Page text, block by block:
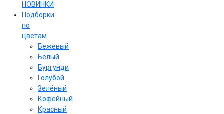
НОВИНКИ
Подборки
по
цветам
Бежевый
Белый
Бургунди
Голубой
Зелёный
Кофейный
Красный